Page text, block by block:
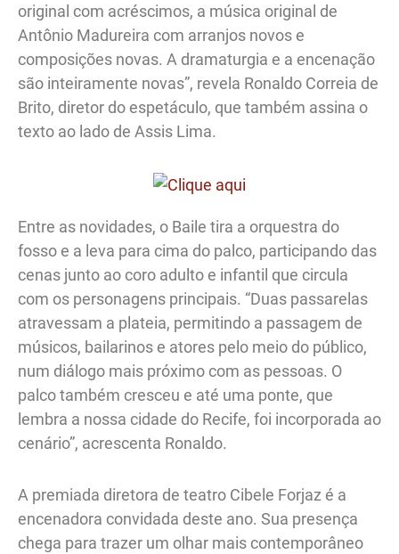
original com acréscimos, a música original de
Antônio Madureira com arranjos novos e
composições novas. A dramaturgia e a encenação
são inteiramente novas”, revela Ronaldo Correia de
Brito, diretor do espetáculo, que também assina o
texto ao lado de Assis Lima.
Entre as novidades, o Baile tira a orquestra do
fosso e a leva para cima do palco, participando das
cenas junto ao coro adulto e infantil que circula
com os personagens principais. “Duas passarelas
atravessam a plateia, permitindo a passagem de
músicos, bailarinos e atores pelo meio do público,
num diálogo mais próximo com as pessoas. O
palco também cresceu e até uma ponte, que
lembra a nossa cidade do Recife, foi incorporada ao
cenário”, acrescenta Ronaldo.
A premiada diretora de teatro Cibele Forjaz é a
encenadora convidada deste ano. Sua presença
chega para trazer um olhar mais contemporâneo